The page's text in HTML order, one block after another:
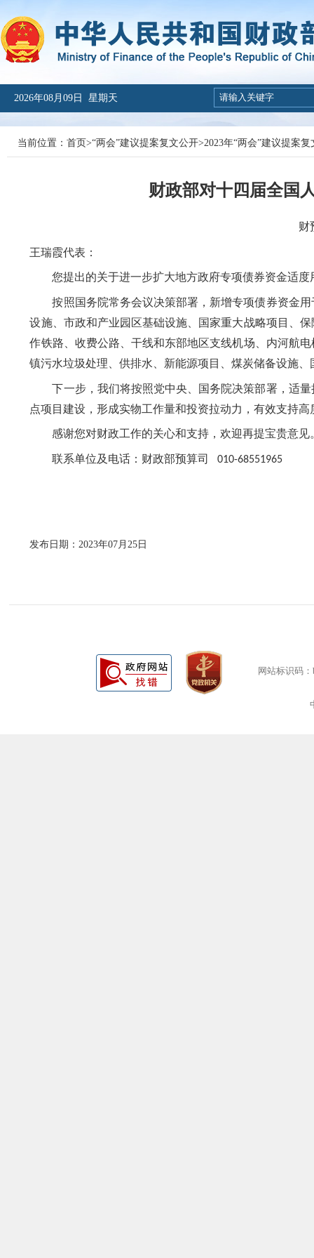
2026年08月09日 星期天
当前位置： 首页>“两会”建议提案复文公开>2023年“两会”建议提案复
财政部对十四届全国
财
王瑞霞代表：
您提出的关于进一步扩大地方政府专项债券资金适
按照国务院常务会议决策部署，新增专项债券资金
设施、市政和产业园区基础设施、国家重大战略项目、
作铁路、收费公路、干线和东部地区支线机场、内河航
镇污水垃圾处理、供排水、新能源项目、煤炭储备设施
下一步，我们将按照党中央、国务院决策部署，适
点项目建设，形成实物工作量和投资拉动力，有效支持高
感谢您对财政工作的关心和支持，欢迎再提宝贵意见
联系单位及电话：财政部预算司 010-68551965
发布日期：2023年07月25日
网站标识码